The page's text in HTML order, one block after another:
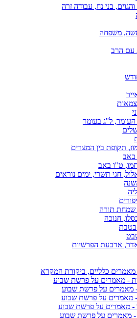
בני נח, עבודה זרה
משפחה
עם הרב
ל"ג בעומר
תקופת בין המצרים
ט"ו באב
חגי תשרי, ימים נוראים
שמחת תורה
חנוכה
ארבעת הפרשיות
כלליים, ביקורת המקרא
- מאמרים על פרשת שבוע
מאמרים על פרשת שבוע
- מאמרים על פרשת שבוע
- מאמרים על פרשת שבוע
- מאמרים על פרשת שבוע